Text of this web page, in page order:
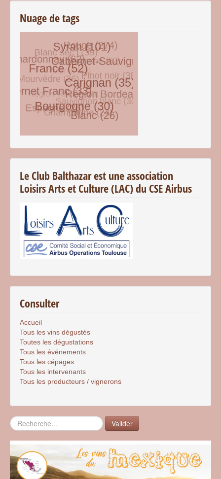
Nuage de tags
Le Club Balthazar est une association
Loisirs Arts et Culture (LAC) du CSE Airbus
Consulter
Accueil
Tous les vins dégustés
Toutes les dégustations
Tous les événements
Tous les cépages
Tous les intervenants
Tous les producteurs / vignerons
Rechercher Valider